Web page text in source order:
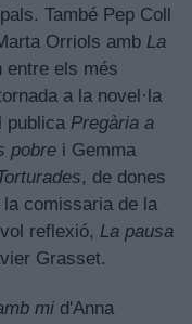
També Pep Coll
Orriols amb La
entre els més
a la novel·la
publica Pregària a
pobre i Gemma
, de dones
comissaria de la
reflexió, La pausa
Grasset.
mi d'Anna